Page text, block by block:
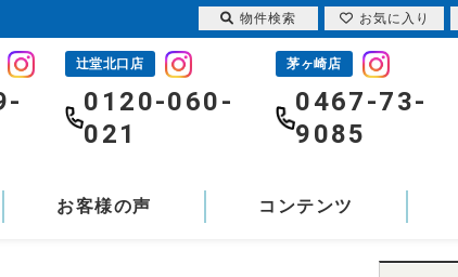
辻堂北口店
0120-060-
021
茅ヶ崎店
0467-73-
9085
お客様の声 コンテンツ
物件検索 お気に入り